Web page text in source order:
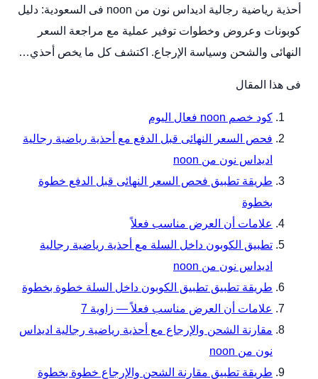
أحذية رياضية رجالية اديداس نون من noon فى السعودية: دليل
كوبونات وعروض وخطوات توفير عملية مع مراجعة السعر
النهائى والشحن وسياسة الإرجاع. اكتشف كل ما يخص أحذي…
فى هذا المقال
كود خصم noon فعال اليوم
فحص السعر النهائى قبل الدفع مع أحذية رياضية رجالية
اديداس نون من noon
طريقة تطبيق فحص السعر النهائى قبل الدفع خطوة
بخطوة
علامات أن العرض مناسب فعلاً
تطبيق الكوبون داخل السلة مع أحذية رياضية رجالية
اديداس نون من noon
طريقة تطبيق تطبيق الكوبون داخل السلة خطوة بخطوة
علامات أن العرض مناسب فعلاً — زاوية 7
مقارنة الشحن والإرجاع مع أحذية رياضية رجالية اديداس
نون من noon
طريقة تطبيق مقارنة الشحن والإرجاع خطوة بخطوة